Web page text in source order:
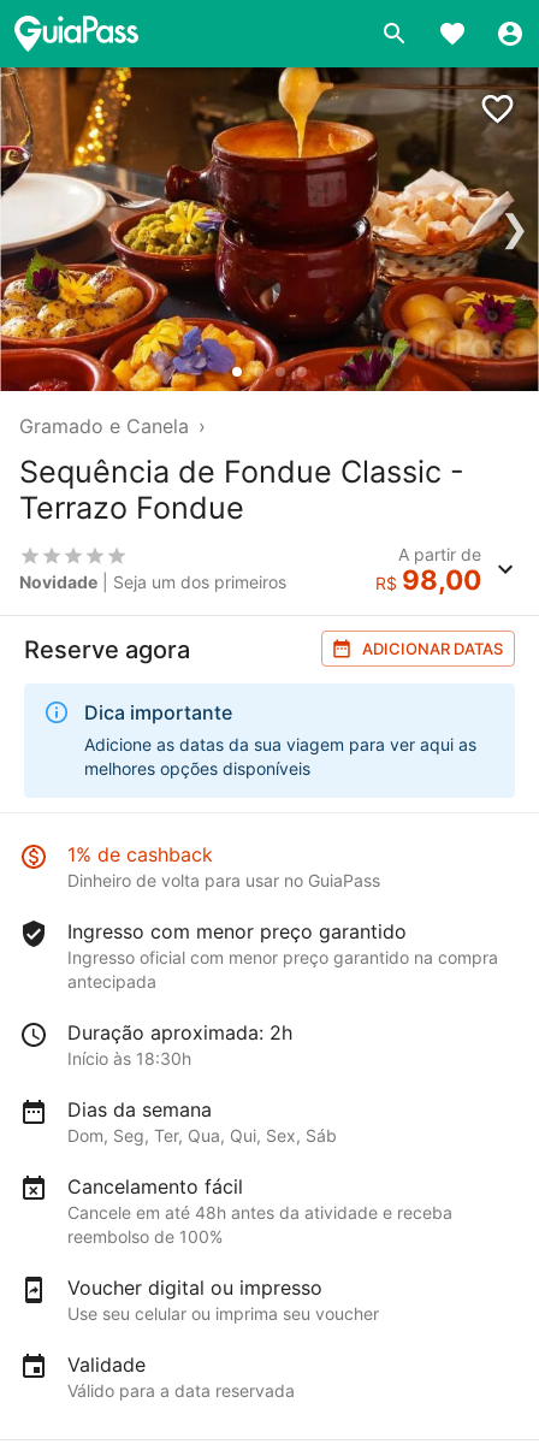
❯
Gramado e Canela ›
Sequência de Fondue Classic -
Terrazo Fondue
Novidade | Seja um dos primeiros
A partir de
R$ 98,00
Reserve agora ADICIONAR DATAS
Dica importante
Adicione as datas da sua viagem para ver aqui as
melhores opções disponíveis
1% de cashback
Dinheiro de volta para usar no GuiaPass
Ingresso com menor preço garantido
Ingresso oficial com menor preço garantido na compra
antecipada
Duração aproximada: 2h
Início às 18:30h
Dias da semana
Dom, Seg, Ter, Qua, Qui, Sex, Sáb
Cancelamento fácil
Cancele em até 48h antes da atividade e receba
reembolso de 100%
Voucher digital ou impresso
Use seu celular ou imprima seu voucher
Validade
Válido para a data reservada